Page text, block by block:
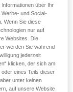
einen
über Ihr
und Social-
Wenn Sie diese
nur auf
Websites. Die
werden Sie während
jederzeit
klicken, der sich am
eines Teils dieser
unter keinen
auf unsere Website